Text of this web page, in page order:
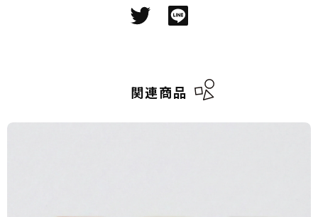
関連商品